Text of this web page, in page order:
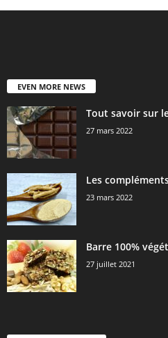
EVEN MORE NEWS
Tout savoir sur
27 mars 2022
Les
23 mars 2022
Barre 100%
27 juillet 2021